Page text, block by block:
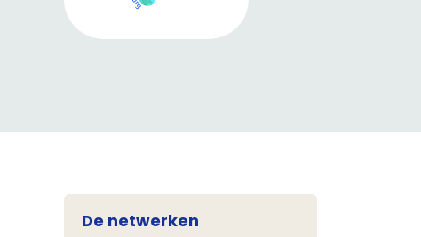
De netwerken